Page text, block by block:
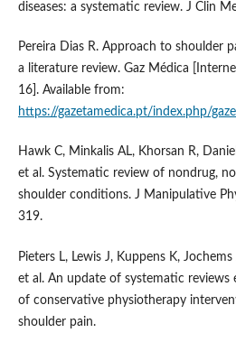
diseases: a systematic review. J Clin
Pereira Dias R. Approach to shoulder
a literature review. Gaz Médica
16]. Available from:
https://gazetamedica.pt/index.php/
Hawk C, Minkalis AL, Khorsan R,
et al. Systematic review of nondrug,
shoulder conditions. J Manipulative
319.
Pieters L, Lewis J, Kuppens K,
et al. An update of systematic reviews
of conservative physiotherapy
shoulder pain.